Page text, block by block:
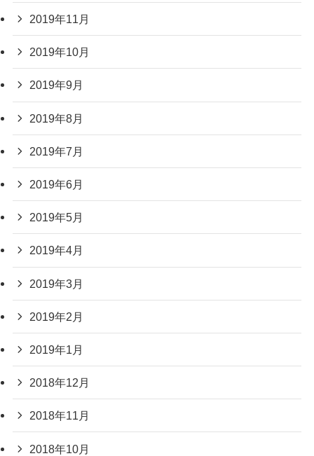
2019年11月
2019年10月
2019年9月
2019年8月
2019年7月
2019年6月
2019年5月
2019年4月
2019年3月
2019年2月
2019年1月
2018年12月
2018年11月
2018年10月